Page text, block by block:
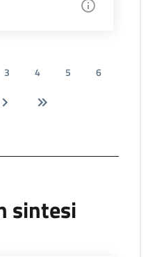
3 4 5
6
sintesi